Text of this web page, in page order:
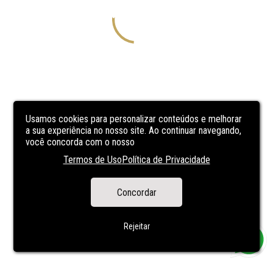
Usamos cookies para personalizar conteúdos e melhorar
a sua experiência no nosso site. Ao continuar navegando,
você concorda com o nosso
Termos de UsoPolítica de Privacidade
Concordar
Rejeitar